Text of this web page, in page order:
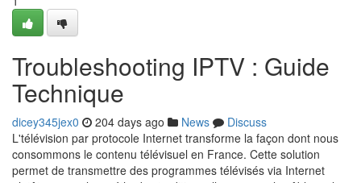
Troubleshooting IPTV : Guide
Technique
dicey345jex0 204 days ago News
Discuss
L'télévision par protocole Internet transforme la façon dont nous
consommons le contenu télévisuel en France. Cette solution
permet de transmettre des programmes télévisés via Internet